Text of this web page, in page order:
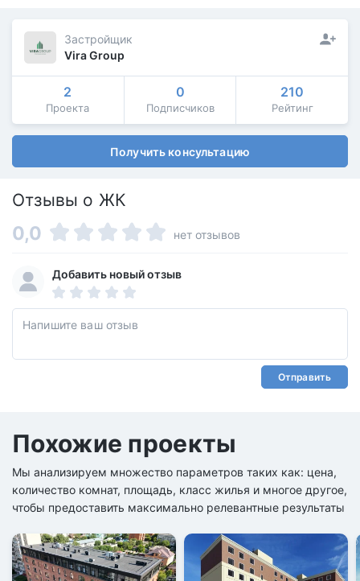
Застройщик
Vira Group
2
Проекта
0
Подписчиков
210
Рейтинг
Получить консультацию
Отзывы о ЖК
0,0 нет отзывов
Добавить новый отзыв
Отправить
Похожие проекты
Мы анализируем множество параметров таких как: цена,
количество комнат, площадь, класс жилья и многое другое,
чтобы предоставить максимально релевантные результаты